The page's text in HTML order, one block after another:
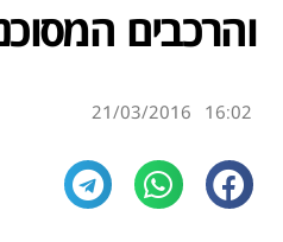
והרכבים
16:02
21/03/2016